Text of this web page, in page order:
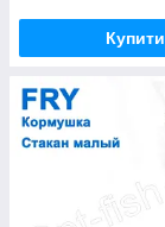
Купити